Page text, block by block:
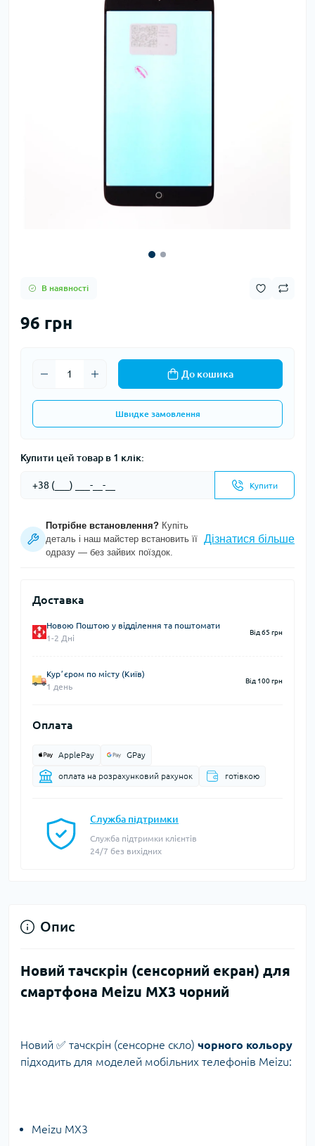
В наявності
96 грн
До кошика
Швидке замовлення
Купити цей товар в 1 клік:
Купити
Потрібне встановлення? Купіть
деталь і наш майстер встановить її
одразу — без зайвих поїздок.
Дізнатися більше
Доставка
Новою Поштою у відділення та поштомати
1-2 Дні
Від 65 грн
Курʼєром по місту (Київ)
1 день
Від 100 грн
Оплата
ApplePay GPay
оплата на розрахунковий рахунок готівкою
Служба підтримки
Служба підтримки клієнтів
24/7 без вихідних
Опис
Новий тачскрін (сенсорний екран) для
смартфона Meizu MX3 чорний
Новий ✅ тачскрін (сенсорне скло) чорного кольору
підходить для моделей мобільних телефонів Meizu:
Meizu MX3